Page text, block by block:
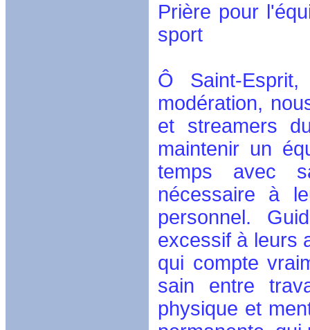
Prière pour
sport
Ô Saint-
modération,
et streamers
maintenir un
temps avec
nécessaire à
personnel.
excessif à leurs
qui compte
sain entre
physique et